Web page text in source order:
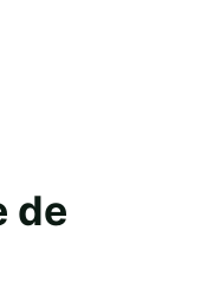
de